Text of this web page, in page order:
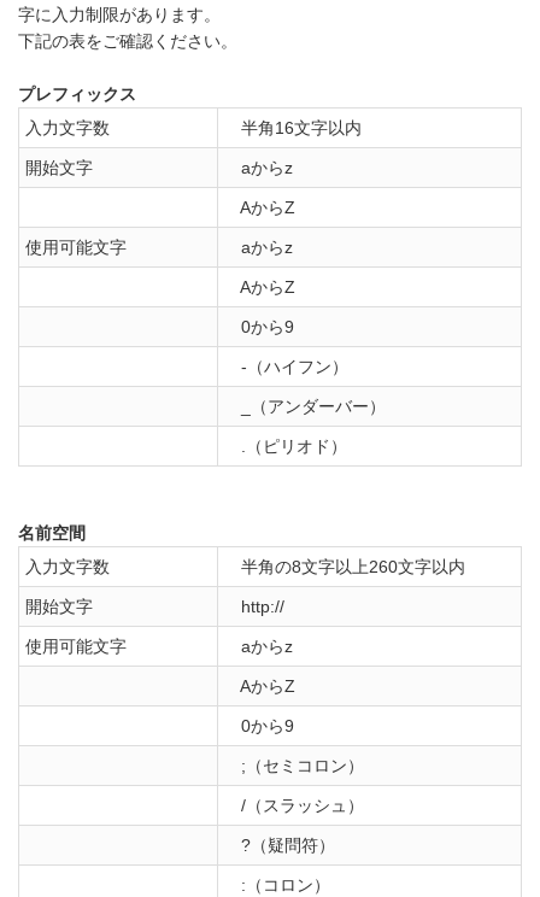
字に入力制限があります。
下記の表をご確認ください。
プレフィックス
入力文字数
半角16文字以内
開始文字 aからz
AからZ
使用可能文字 aからz
AからZ
0から9
-（ハイフン）
_（アンダーバー）
.（ピリオド）
名前空間
入力文字数
半角の8文字以上260文字以内
開始文字 http://
使用可能文字 aからz
AからZ
0から9
;（セミコロン）
/（スラッシュ）
?（疑問符）
:（コロン）